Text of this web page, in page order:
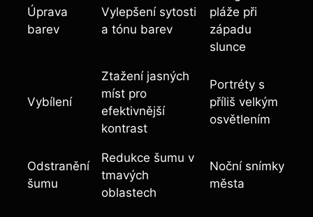
Úprava
barev
Vylepšení sytosti
a tónu barev
pláže při
západu
slunce
Vybílení
Ztažení jasných
míst pro
efektivnější
kontrast
Portréty s
příliš velkým
osvětlením
Odstranění
šumu
Redukce šumu v
tmavých
oblastech
Noční snímky
města